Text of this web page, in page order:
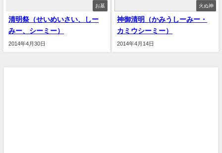
お墓
清明祭（せいめいさい、しー
みー、シーミー）
2014年4月30日
火ぬ神
神御清明（かみうしーみー・
カミウシーミー）
2014年4月14日